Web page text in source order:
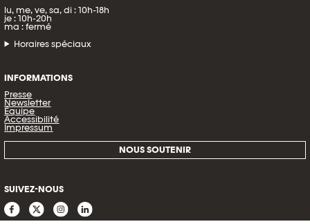
lu, me, ve, sa, di : 10h-18h
je : 10h-20h
ma : fermé
Horaires spéciaux
INFORMATIONS
Presse
Newsletter
Équipe
Accessibilité
Impressum
NOUS SOUTENIR
SUIVEZ-NOUS